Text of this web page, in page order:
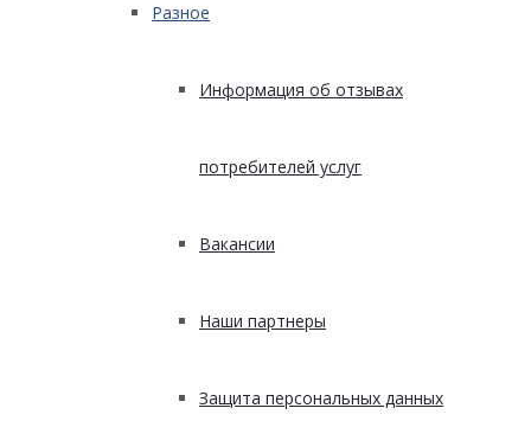
Разное
Информация об отзывах
потребителей услуг
Вакансии
Наши партнеры
Защита персональных данных